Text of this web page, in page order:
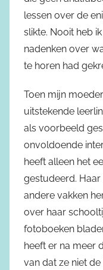
lessen over de
slikte. Nooit heb
nadenken over
te horen had
Toen mijn
uitstekende
als voorbeeld
onvoldoende
heeft alleen het
gestudeerd.
andere vakken
over haar
fotoboeken
heeft er na meer
van dat ze niet